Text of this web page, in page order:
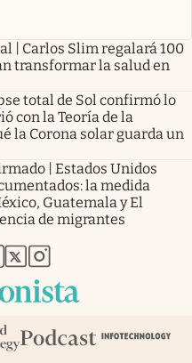
| Carlos Slim regalará 100
transformar la salud en
total de Sol confirmó lo
con la Teoría de la
la Corona solar guarda un
| Estados Unidos
la medida
Guatemala y El
de migrantes
nueva pestaña
en nueva pestaña
abre en nueva pestaña
abre en nueva pestaña
abre en nueva pestaña